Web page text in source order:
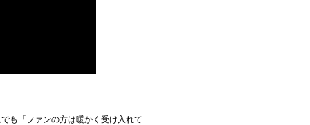
も「ファンの方は暖かく受け入れて